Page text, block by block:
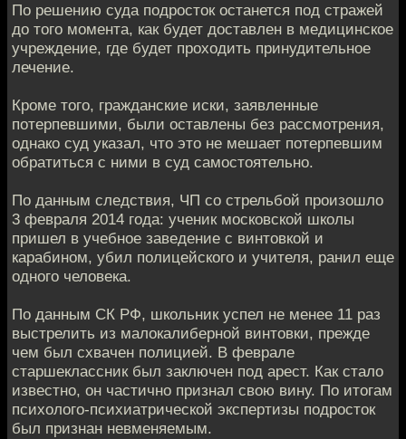
По решению суда подросток останется под стражей
до того момента, как будет доставлен в медицинское
учреждение, где будет проходить принудительное
лечение.
Кроме того, гражданские иски, заявленные
потерпевшими, были оставлены без рассмотрения,
однако суд указал, что это не мешает потерпевшим
обратиться с ними в суд самостоятельно.
По данным следствия, ЧП со стрельбой произошло
3 февраля 2014 года: ученик московской школы
пришел в учебное заведение с винтовкой и
карабином, убил полицейского и учителя, ранил еще
одного человека.
По данным СК РФ, школьник успел не менее 11 раз
выстрелить из малокалиберной винтовки, прежде
чем был схвачен полицией. В феврале
старшеклассник был заключен под арест. Как стало
известно, он частично признал свою вину. По итогам
психолого-психиатрической экспертизы подросток
был признан невменяемым.